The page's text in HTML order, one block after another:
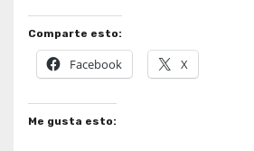
Comparte esto:
Facebook X
Me gusta esto: